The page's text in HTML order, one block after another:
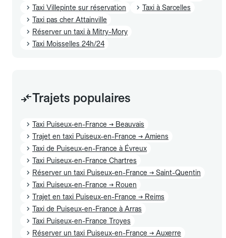
Taxi Villepinte sur réservation
Taxi à Sarcelles
Taxi pas cher Attainville
Réserver un taxi à Mitry-Mory
Taxi Moisselles 24h/24
Trajets populaires
Taxi Puiseux-en-France → Beauvais
Trajet en taxi Puiseux-en-France → Amiens
Taxi de Puiseux-en-France à Évreux
Taxi Puiseux-en-France Chartres
Réserver un taxi Puiseux-en-France → Saint-Quentin
Taxi Puiseux-en-France → Rouen
Trajet en taxi Puiseux-en-France → Reims
Taxi de Puiseux-en-France à Arras
Taxi Puiseux-en-France Troyes
Réserver un taxi Puiseux-en-France → Auxerre